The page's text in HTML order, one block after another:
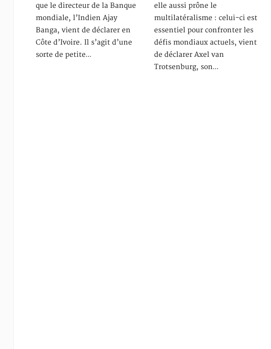
que le directeur de la Banque
mondiale, l’Indien Ajay
Banga, vient de déclarer en
Côte d’Ivoire. Il s’agit d’une
sorte de petite…
elle aussi prône le
multilatéralisme : celui-ci est
essentiel pour confronter les
défis mondiaux actuels, vient
de déclarer Axel van
Trotsenburg, son…